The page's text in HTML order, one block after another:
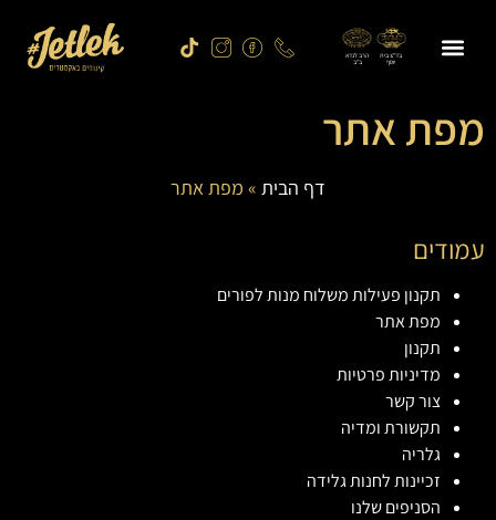
בד"צ בית
יוסף
הרב לנדא
ב"ב
מפת אתר
דף הבית » מפת אתר
עמודים
תקנון פעילות משלוח מנות לפורים
מפת אתר
תקנון
מדיניות פרטיות
צור קשר
תקשורת ומדיה
גלריה
זכיינות לחנות גלידה
הסניפים שלנו